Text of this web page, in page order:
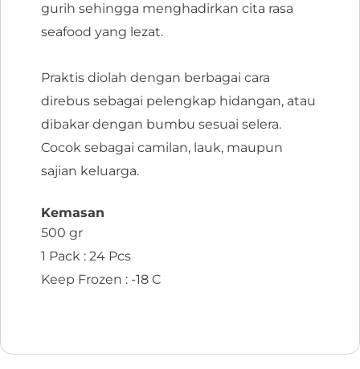
gurih sehingga menghadirkan cita rasa
seafood yang lezat.
Praktis diolah dengan berbagai cara
direbus sebagai pelengkap hidangan, atau
dibakar dengan bumbu sesuai selera.
Cocok sebagai camilan, lauk, maupun
sajian keluarga.
Kemasan
500 gr
1 Pack : 24 Pcs
Keep Frozen : -18 C